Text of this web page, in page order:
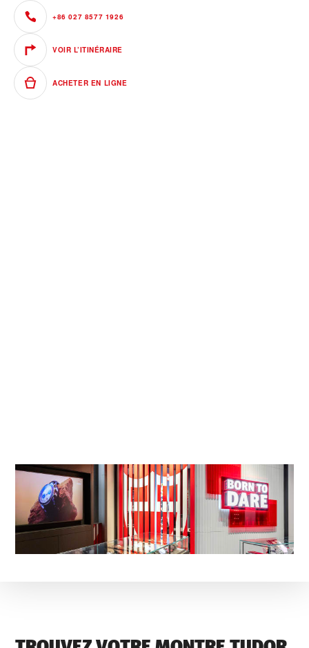
+86 027 8577 1926
VOIR L’ITINÉRAIRE
ACHETER EN LIGNE